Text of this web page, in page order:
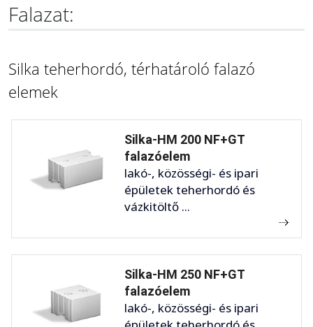
Falazat:
Silka teherhordó, térhatároló falazó
elemek
Silka-HM 200 NF+GT
falazóelem
lakó-, közösségi- és ipari
épületek teherhordó és
vázkitöltő ...
Silka-HM 250 NF+GT
falazóelem
lakó-, közösségi- és ipari